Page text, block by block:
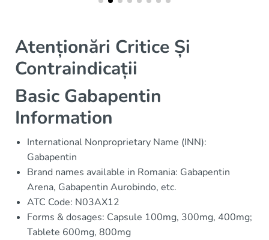
Atenționări Critice Și
Contraindicații
Basic Gabapentin
Information
International Nonproprietary Name (INN):
Gabapentin
Brand names available in Romania: Gabapentin
Arena, Gabapentin Aurobindo, etc.
ATC Code: N03AX12
Forms & dosages: Capsule 100mg, 300mg, 400mg;
Tablete 600mg, 800mg